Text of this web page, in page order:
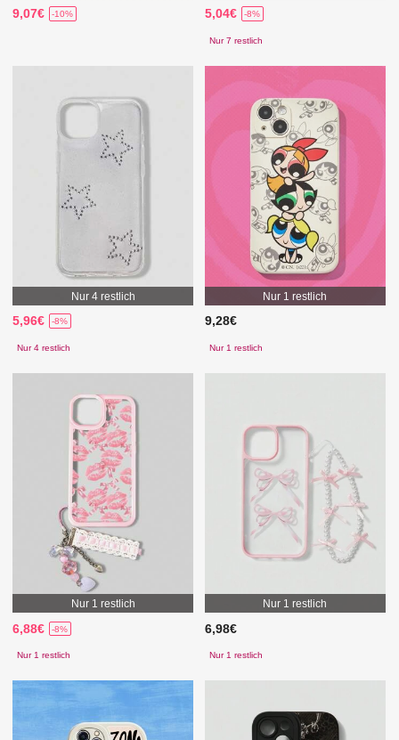
9,07€ -10% 5,04€ -8%
Nur 7 restlich
Nur 4 restlich
5,96€ -8%
Nur 4 restlich
Nur 1 restlich
9,28€
Nur 1 restlich
Nur 1 restlich
6,88€ -8%
Nur 1 restlich
Nur 1 restlich
6,98€
Nur 1 restlich